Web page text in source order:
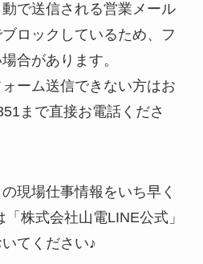
で送信される営業メール
ロックしているため、フ
合があります。
ーム送信できない方はお
まで直接お電話くださ
現場仕事情報をいち早く
株式会社山電LINE公式」
てください♪